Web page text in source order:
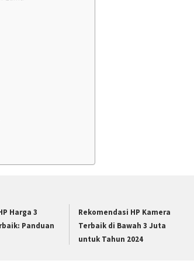
Harga 3
Panduan
Rekomendasi HP Kamera
Terbaik di Bawah 3 Juta
untuk Tahun 2024